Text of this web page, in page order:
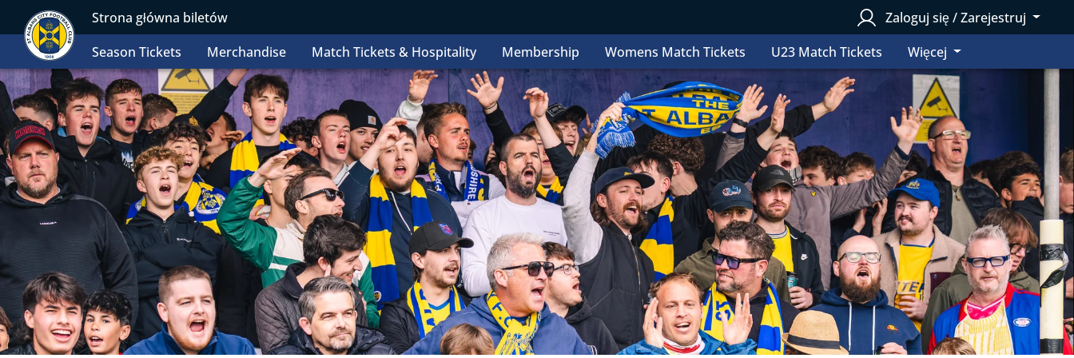
Strona główna biletów
Zaloguj się / Zarejestruj
Season Tickets
Merchandise Match Tickets & Hospitality Membership Womens Match Tickets U23 Match Tickets Więcej